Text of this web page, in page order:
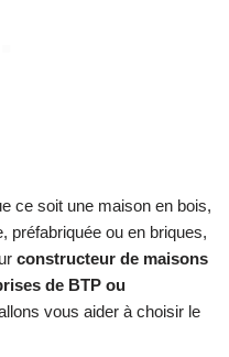
ce soit une maison en bois,
préfabriquée ou en briques,
constructeur de maisons
de BTP ou
vous aider à choisir le